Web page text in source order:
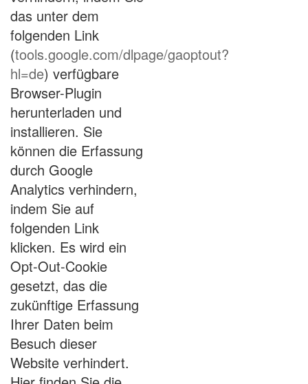
das unter dem
folgenden Link
(tools.google.com/dlpage/gaoptout?
hl=de) verfügbare
Browser-Plugin
herunterladen und
installieren. Sie
können die Erfassung
durch Google
Analytics verhindern,
indem Sie auf
folgenden Link
klicken. Es wird ein
Opt-Out-Cookie
gesetzt, das die
zukünftige Erfassung
Ihrer Daten beim
Besuch dieser
Website verhindert.